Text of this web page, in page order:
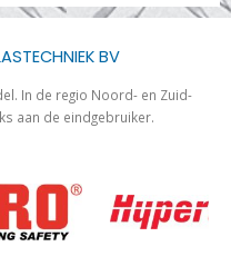
BV
In de regio Noord- en Zuid-
aan de eindgebruiker.